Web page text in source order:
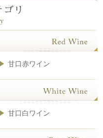
甘口赤ワイン
甘口白ワイン